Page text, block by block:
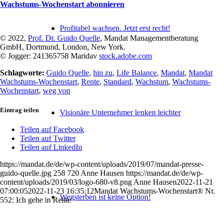
Profitabel wachsen. Jetzt erst recht!
Visionäre Unternehmer lenken leichter
Wegsterben ist keine Option!
Wachstums-Wochenstart abonnieren
© 2022, Prof. Dr. Guido Quelle, Mandat Managementberatung
GmbH, Dortmund, London, New York.
© Jogger: 241365758 Maridav stock.adobe.com
Schlagworte: Guido Quelle, hin zu, Life Balance, Mandat, Mandat
Wachstums-Wochenstart, Rente, Standard, Wachstum, Wachstums-
Wochenstart, weg von
Eintrag teilen
Teilen auf Facebook
Teilen auf Twitter
Teilen auf LinkedIn
https://mandat.de/de/wp-content/uploads/2019/07/mandat-presse-
guido-quelle.jpg 258 720 Anne Hausen https://mandat.de/de/wp-
content/uploads/2019/03/logo-680-v8.png Anne Hausen2022-11-21
07:00:052022-11-23 16:35:12Mandat Wachstums-Wochenstart® Nr.
552: Ich gehe in Rente